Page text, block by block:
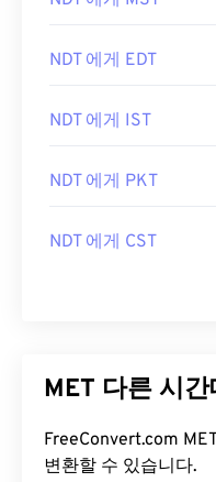
NDT 에게 EDT
NDT 에게 IST
NDT 에게 PKT
NDT 에게 CST
MET 다른 시
FreeConvert.com
변환할 수 있습니다.